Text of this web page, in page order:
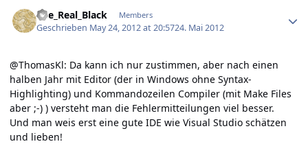
The_Real_Black Members
Geschrieben May 24, 2012 at 20:5724. Mai 2012
@ThomasKl: Da kann ich nur zustimmen, aber nach einen
halben Jahr mit Editor (der in Windows ohne Syntax-
Highlighting) und Kommandozeilen Compiler (mit Make Files
aber ;-) ) versteht man die Fehlermitteilungen viel besser.
Und man weis erst eine gute IDE wie Visual Studio schätzen
und lieben!